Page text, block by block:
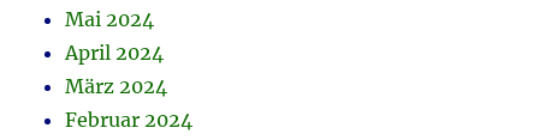
Mai 2024
April 2024
März 2024
Februar 2024